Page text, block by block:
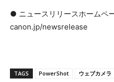
● ニュースリリースホームペ
canon.jp/newsrelease
TAGS PowerShot ウェブカメラ